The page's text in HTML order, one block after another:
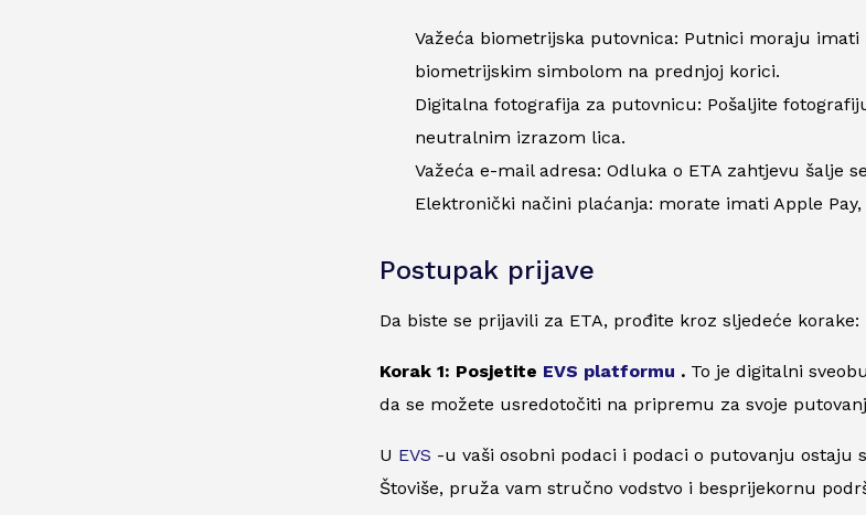
Važeća biometrijska putovnica: Putnici moraju
biometrijskim simbolom na prednjoj korici.
Digitalna fotografija za putovnicu: Pošaljite
neutralnim izrazom lica.
Važeća e-mail adresa: Odluka o ETA zahtjevu šalje
Elektronički načini plaćanja: morate imati Apple
Postupak prijave
Da biste se prijavili za ETA, prođite kroz sljedeće korake:
Korak 1: Posjetite EVS platformu . To je digitalni
da se možete usredotočiti na pripremu za svoje
U EVS -u vaši osobni podaci i podaci o putovanju
Štoviše, pruža vam stručno vodstvo i besprijekornu